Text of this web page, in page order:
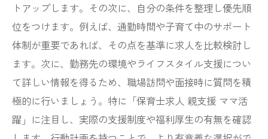
トアップします。その次に、自分の条件を整理し優先順
位をつけます。例えば、通勤時間や子育て中のサポート
体制が重要であれば、その点を基準に求人を比較検討し
ます。次に、勤務先の環境やライフスタイル支援につい
て詳しい情報を得るため、職場訪問や面接時に質問を積
極的に行いましょう。特に「保育士求人 親支援 ママ活
躍」に注目し、実際の支援制度や福利厚生の有無を確認